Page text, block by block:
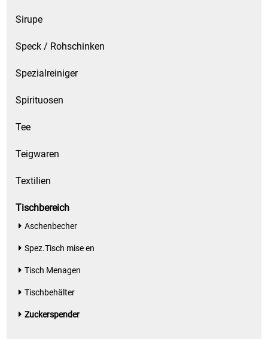
Waschmittel
Wasser
Wein
Wurst
Zucker / Süßstoffe
Sirupe
Speck / Rohschinken
Spezialreiniger
Spirituosen
Tee
Teigwaren
Textilien
Tischbereich
Aschenbecher
Spez.Tisch mise en
Tisch Menagen
Tischbehälter
Zuckerspender